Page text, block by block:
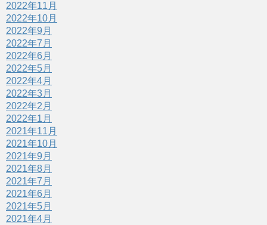
2022年11月
2022年10月
2022年9月
2022年7月
2022年6月
2022年5月
2022年4月
2022年3月
2022年2月
2022年1月
2021年11月
2021年10月
2021年9月
2021年8月
2021年7月
2021年6月
2021年5月
2021年4月